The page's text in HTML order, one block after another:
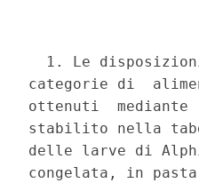
1. Le
categorie di
ottenuti
stabilito nella
delle larve di
congelata, in